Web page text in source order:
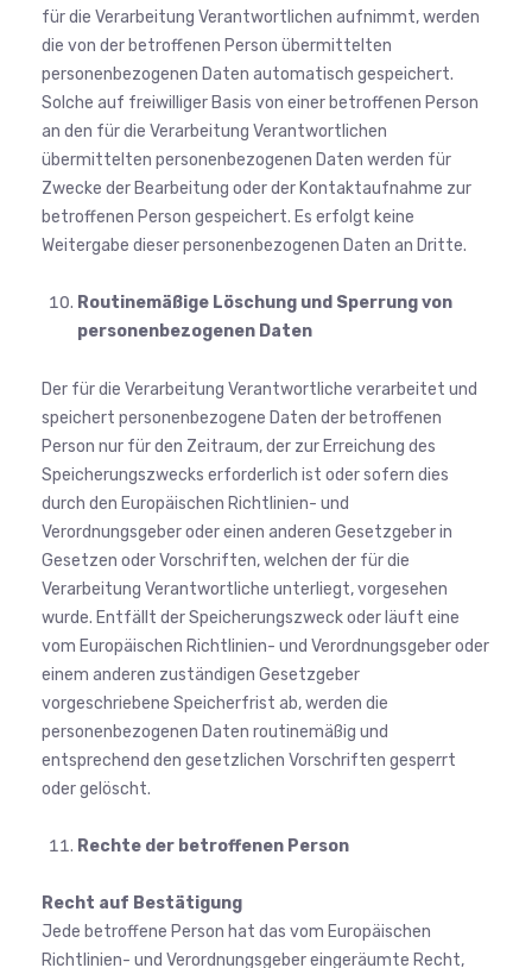
für die Verarbeitung Verantwortlichen aufnimmt, werden
die von der betroffenen Person übermittelten
personenbezogenen Daten automatisch gespeichert.
Solche auf freiwilliger Basis von einer betroffenen Person
an den für die Verarbeitung Verantwortlichen
übermittelten personenbezogenen Daten werden für
Zwecke der Bearbeitung oder der Kontaktaufnahme zur
betroffenen Person gespeichert. Es erfolgt keine
Weitergabe dieser personenbezogenen Daten an Dritte.
Routinemäßige Löschung und Sperrung von
personenbezogenen Daten
Der für die Verarbeitung Verantwortliche verarbeitet und
speichert personenbezogene Daten der betroffenen
Person nur für den Zeitraum, der zur Erreichung des
Speicherungszwecks erforderlich ist oder sofern dies
durch den Europäischen Richtlinien- und
Verordnungsgeber oder einen anderen Gesetzgeber in
Gesetzen oder Vorschriften, welchen der für die
Verarbeitung Verantwortliche unterliegt, vorgesehen
wurde. Entfällt der Speicherungszweck oder läuft eine
vom Europäischen Richtlinien- und Verordnungsgeber oder
einem anderen zuständigen Gesetzgeber
vorgeschriebene Speicherfrist ab, werden die
personenbezogenen Daten routinemäßig und
entsprechend den gesetzlichen Vorschriften gesperrt
oder gelöscht.
Rechte der betroffenen Person
Recht auf Bestätigung
Jede betroffene Person hat das vom Europäischen
Richtlinien- und Verordnungsgeber eingeräumte Recht,